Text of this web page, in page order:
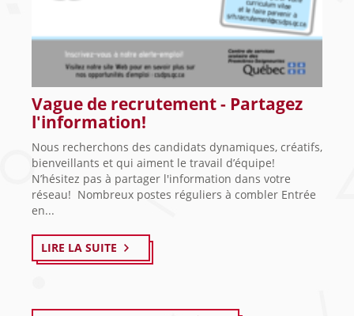
Vague de recrutement - Partagez
l'information!
Nous recherchons des candidats dynamiques, créatifs,
bienveillants et qui aiment le travail d’équipe!
N’hésitez pas à partager l'information dans votre
réseau! Nombreux postes réguliers à combler Entrée
en...
LIRE LA SUITE